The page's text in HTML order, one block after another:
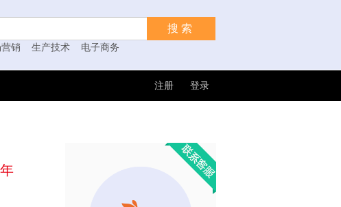
搜索
销 生产技术 电子商务
注册 登录